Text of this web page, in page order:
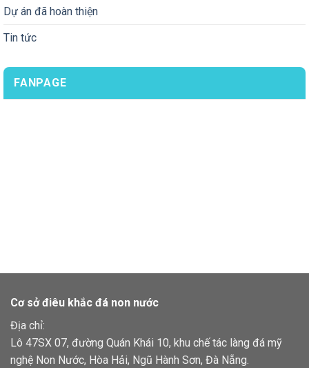
Dự án đã hoàn thiện
Tin tức
FANPAGE
Cơ sở điêu khắc đá non nước
Địa chỉ:
Lô 47SX 07, đường Quán Khái 10, khu chế tác làng đá mỹ
nghệ Non Nước, Hòa Hải, Ngũ Hành Sơn, Đà Nẵng.